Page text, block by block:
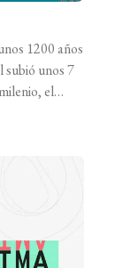
1200 años
unos 7
el